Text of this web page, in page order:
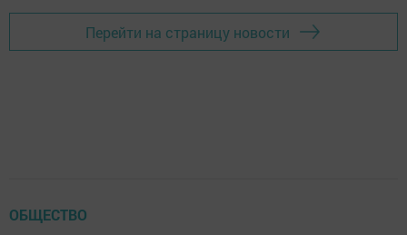
Перейти на страницу новости
ОБЩЕСТВО